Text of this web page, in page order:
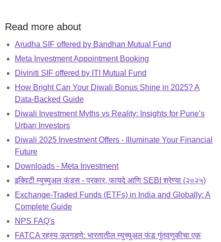
Read more about
Arudha SIF offered by Bandhan Mutual Fund
Meta Investment Appointment Booking
Diviniti SIF offered by ITI Mutual Fund
How Bright Can Your Diwali Bonus Shine in 2025? A
Data-Backed Guide
Diwali Investment Myths vs Reality: Insights for Pune’s
Urban Investors
Diwali 2025 Investment Offers - Illuminate Your Financial
Future
Downloads - Meta Investment
इक्विटी म्युच्युअल फंड्स - प्रकार, फायदे आणि SEBI श्रेण्या (२०२५)
Exchange-Traded Funds (ETFs) in India and Globally: A
Complete Guide
NPS FAQ's
FATCA रहस्य उलगडणे: भारतातील म्युच्युअल फंड गुंतवणुकीचा एक